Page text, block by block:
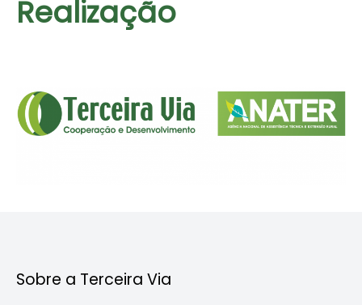
Realização
Sobre a Terceira Via